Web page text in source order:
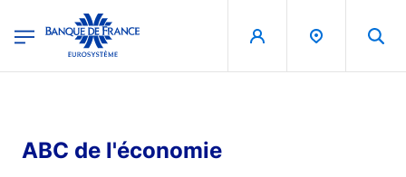
Banque de France - Menu Principal
ABC de l'économie